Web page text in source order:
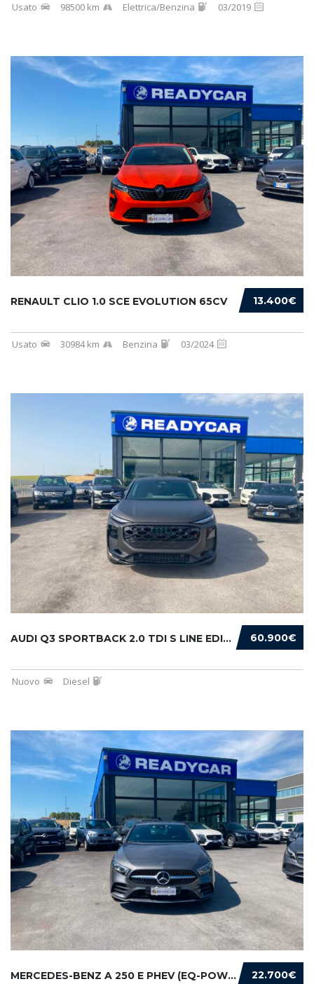
Usato 98500 km Elettrica/Benzina 03/2019
13.400€
RENAULT CLIO 1.0 SCE EVOLUTION 65CV
Usato 30984 km Benzina 03/2024
60.900€
AUDI Q3 SPORTBACK 2.0 TDI S LINE EDITION 150...
Nuovo Diesel
22.700€
MERCEDES-BENZ A 250 E PHEV (EQ-POWER) PREMIU...